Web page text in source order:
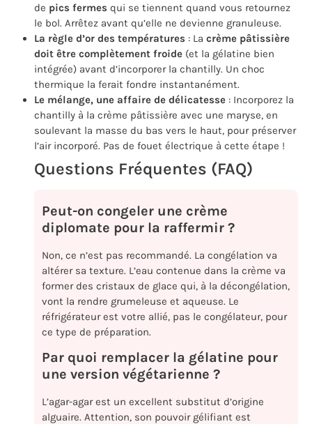
de pics fermes qui se tiennent quand vous retournez
le bol. Arrêtez avant qu’elle ne devienne granuleuse.
La règle d’or des températures : La crème pâtissière
doit être complètement froide (et la gélatine bien
intégrée) avant d’incorporer la chantilly. Un choc
thermique la ferait fondre instantanément.
Le mélange, une affaire de délicatesse : Incorporez la
chantilly à la crème pâtissière avec une maryse, en
soulevant la masse du bas vers le haut, pour préserver
l’air incorporé. Pas de fouet électrique à cette étape !
Questions Fréquentes (FAQ)
Peut-on congeler une crème
diplomate pour la raffermir ?
Non, ce n’est pas recommandé. La congélation va
altérer sa texture. L’eau contenue dans la crème va
former des cristaux de glace qui, à la décongélation,
vont la rendre grumeleuse et aqueuse. Le
réfrigérateur est votre allié, pas le congélateur, pour
ce type de préparation.
Par quoi remplacer la gélatine pour
une version végétarienne ?
L’agar-agar est un excellent substitut d’origine
alguaire. Attention, son pouvoir gélifiant est